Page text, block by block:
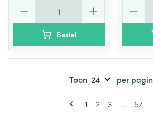
Bestel
Pagina's
U lees momenteel
1 Pagina
2 Pagina
3 ... 57
Toon per